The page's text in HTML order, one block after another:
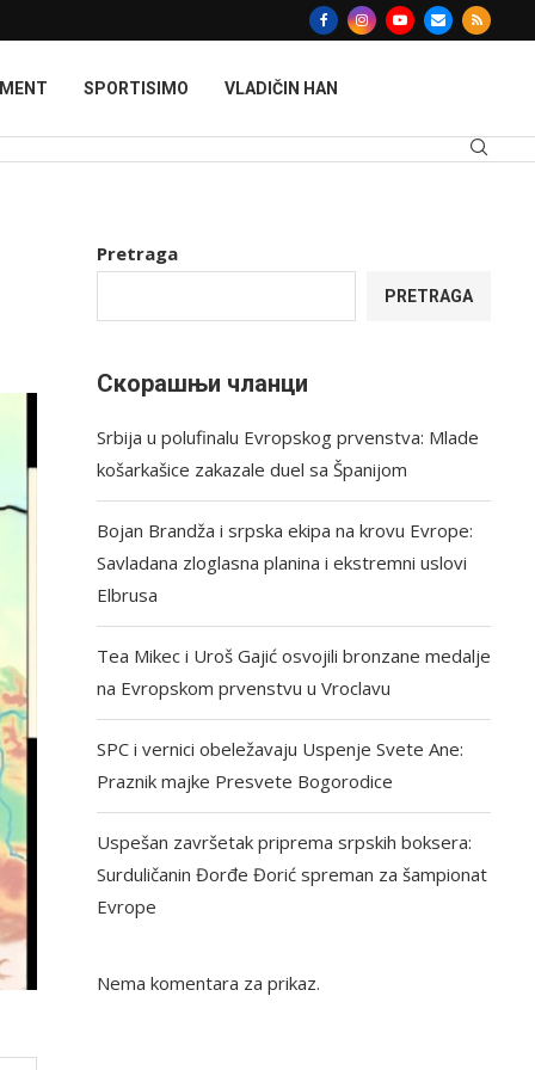
SPORTISIMO VLADIČIN HAN
Pretraga
PRETRAGA
Скорашњи чланци
Srbija u polufinalu Evropskog prvenstva: Mlade
košarkašice zakazale duel sa Španijom
Bojan Brandža i srpska ekipa na krovu Evrope:
Savladana zloglasna planina i ekstremni uslovi
Elbrusa
Tea Mikec i Uroš Gajić osvojili bronzane medalje
na Evropskom prvenstvu u Vroclavu
SPC i vernici obeležavaju Uspenje Svete Ane:
Praznik majke Presvete Bogorodice
Uspešan završetak priprema srpskih boksera:
Surduličanin Đorđe Đorić spreman za šampionat
Evrope
Nema komentara za prikaz.